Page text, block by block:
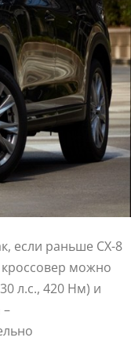
если раньше CX-8
кроссовер можно
л.с., 420 Нм) и
–